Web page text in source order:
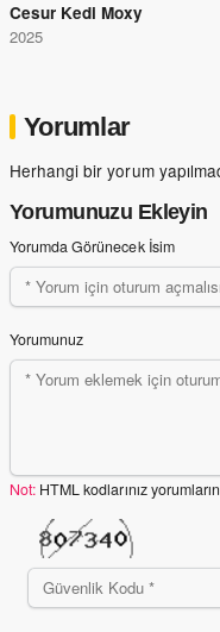
Cesur Kedi Moxy
2025
Yorumlar
Herhangi bir yorum
Yorumunuzu Ekleyin
Yorumda Görünecek İsim
Yorumunuz
Not: HTML kodlarınız